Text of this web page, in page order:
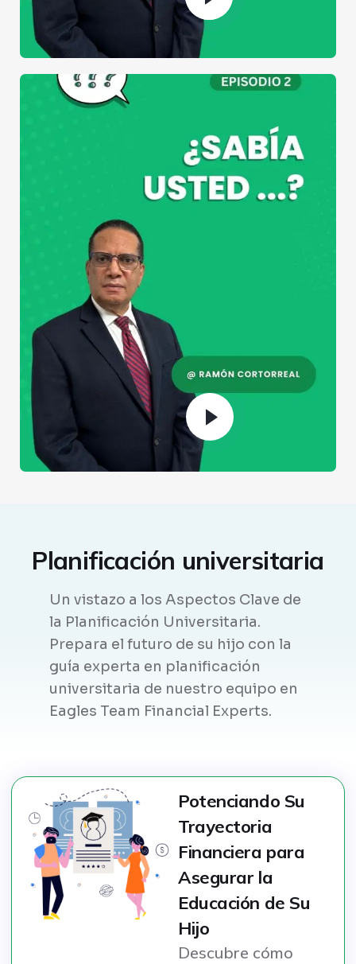
Planificación universitaria
Un vistazo a los Aspectos Clave de
la Planificación Universitaria.
Prepara el futuro de su hijo con la
guía experta en planificación
universitaria de nuestro equipo en
Eagles Team Financial Experts.
Potenciando Su
Trayectoria
Financiera para
Asegurar la
Educación de Su
Hijo
Descubre cómo